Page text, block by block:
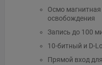
Осмо магнитная
освобождения
Запись до 100
10-битный и D-
Прямой вход